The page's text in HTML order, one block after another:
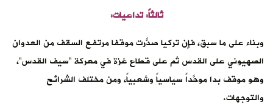
ثالثاً: تداعيات:
وبناء على ما سبق، فإن تركيا صدّرت موقفاً مرتفع السقف من العدوان
الصهيوني على القدس ثم على قطاع غزة في معركة “سيف القدس”،
وهو موقف بدا موحَّداً سياسياً وشعبياً، ومن مختلف الشرائح
والتوجهات.